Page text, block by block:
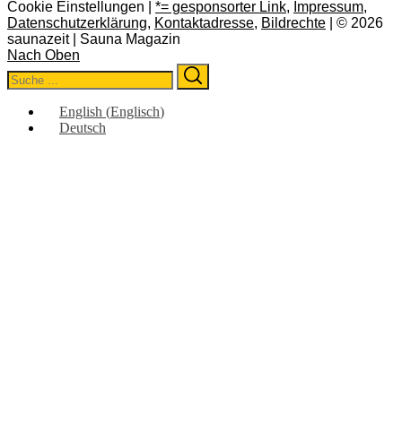
Cookie Einstellungen | *= gesponsorter Link, Impressum,
Datenschutzerklärung, Kontaktadresse, Bildrechte | © 2026
saunazeit | Sauna Magazin
Nach Oben
Search
for:
English (Englisch)
Deutsch